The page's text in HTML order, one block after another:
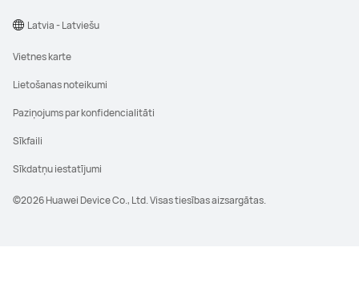
©2026 Huawei Device Co., Ltd. Visas tiesības aizsargātas.
Vietnes karte
Lietošanas noteikumi
Paziņojums par konfidencialitāti
Sīkfaili
Sīkdatņu iestatījumi
Latvia - Latviešu